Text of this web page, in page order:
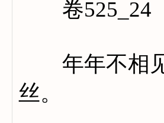
卷525_24
年年不相见
丝。